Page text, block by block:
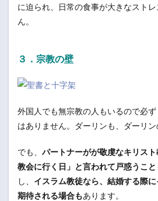
に迫られ、日常の食事が大きなスト
ん。
３．宗教の壁
外国人でも無宗教の人もいるので必
はありません。ダーリンも、ダーリン
でも、 パートナーがが敬虔なキリス
教会に行く日」と言われて戸惑うこ
し、 イスラム教徒なら、結婚する際
期待される場合もあります。